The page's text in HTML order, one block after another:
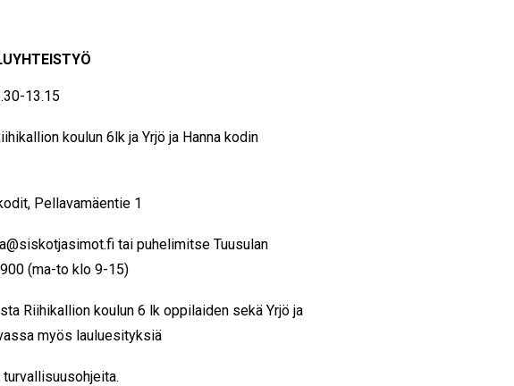
13.15
koulun 6lk ja Yrjö ja Hanna kodin
Pellavamäentie 1
tai puhelimitse Tuusulan
(ma-to klo 9-15)
Riihikallion koulun 6 lk oppilaiden sekä Yrjö ja
myös lauluesityksiä